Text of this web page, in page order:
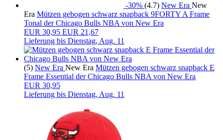
-30% (4.7) New Era New
Era Mützen gebogen schwarz snapback 9FORTY A Frame
Tonal der Chicago Bulls NBA von New Era
EUR 30,95 EUR 21,67
Lieferung bis Dienstag, Aug. 11
(5) New Era New Era Mützen gebogen schwarz snapback E
Frame Essential der Chicago Bulls NBA von New Era
EUR 30,95
Lieferung bis Dienstag, Aug. 11